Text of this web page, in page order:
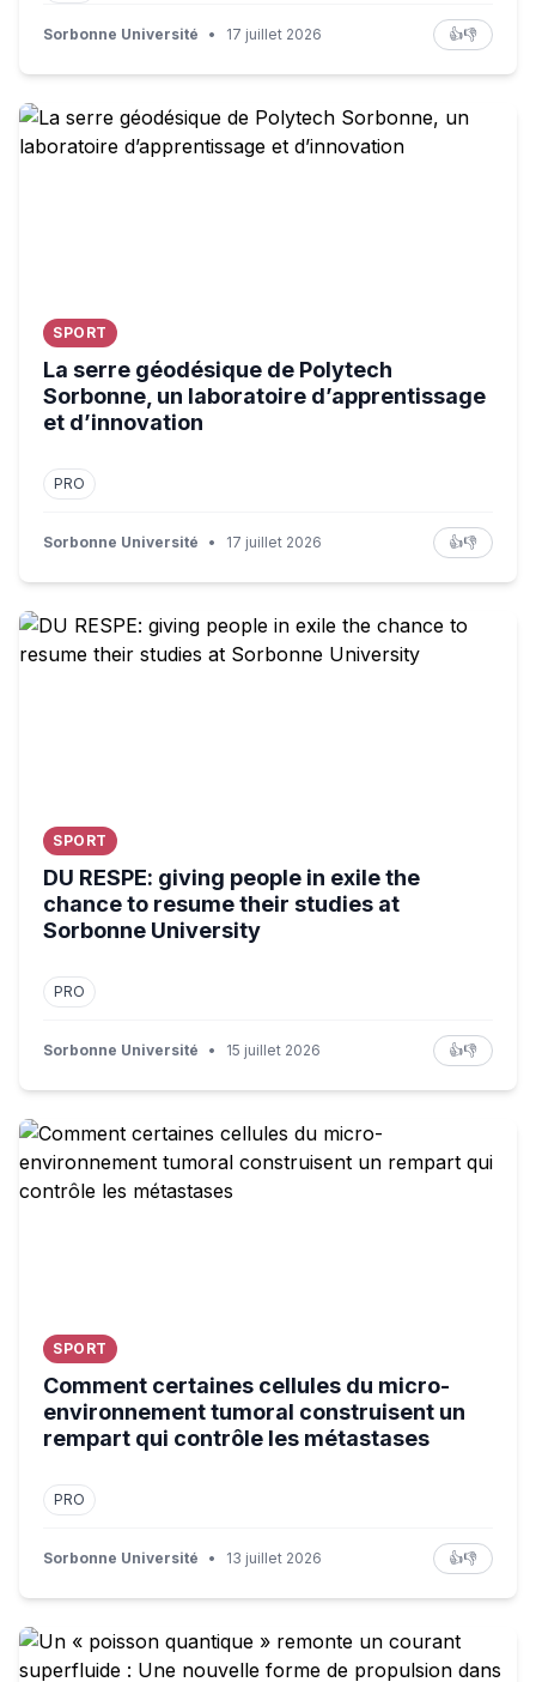
Sorbonne Université • 17 juillet 2026 👍👎
La serre géodésique de Polytech Sorbonne, un
SPORT
La serre géodésique de Polytech
Sorbonne, un laboratoire d’apprentissage
et d’innovation
PRO
Sorbonne Université • 17 juillet 2026 👍👎
DU RESPE: giving people in exile the chance to
SPORT
DU RESPE: giving people in exile the
chance to resume their studies at
Sorbonne University
PRO
Sorbonne Université • 15 juillet 2026 👍👎
Comment certaines cellules du micro-environnement
SPORT
Comment certaines cellules du micro-
environnement tumoral construisent un
rempart qui contrôle les métastases
PRO
Sorbonne Université • 13 juillet 2026 👍👎
Un « poisson quantique » remonte un courant